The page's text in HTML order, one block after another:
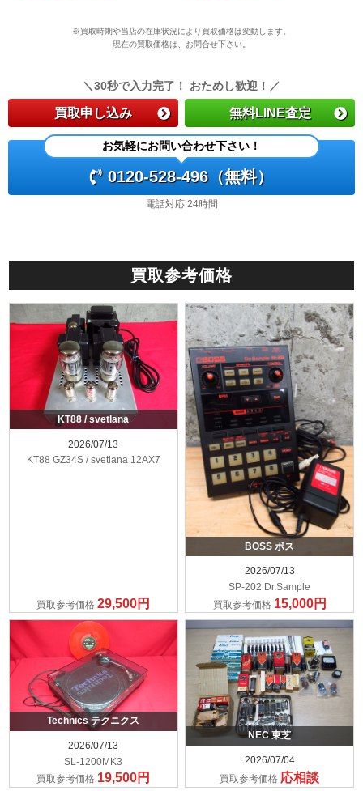
※買取時期や当店の在庫状況により買取価格は変動します。
現在の買取価格は、お問合せ下さい。
＼30秒で入力完了！ おためし歓迎！／
買取申し込み 無料LINE査定
お気軽にお問い合わせ下さい！
0120-528-496（無料）
電話対応 24時間
買取参考価格
KT88 / svetlana
2026/07/13
KT88 GZ34S / svetlana 12AX7
買取参考価格29,500円
BOSS ボス
2026/07/13
SP-202 Dr.Sample
買取参考価格 15,000円
Technics テクニクス
2026/07/13
SL-1200MK3
買取参考価格 19,500円
NEC 東芝
2026/07/04
買取参考価格 応相談